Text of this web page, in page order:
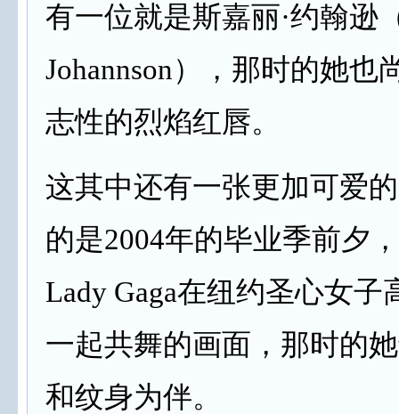
有一位就是斯嘉丽·约翰逊
Johannson），那时的她也
志性的烈焰红唇。
这其中还有一张更加可爱
的是2004年的毕业季前夕
Lady Gaga在纽约圣心女子
一起共舞的画面，那时的
和纹身为伴。